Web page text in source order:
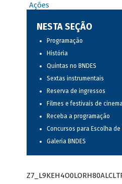
Ações
NESTA SEÇÃO
Programação
História
Quintas no BNDES
Sextas instrumentais
Reserva de ingressos
Filmes e festivais de
Receba a programação
Concursos para Escolha
Galeria BNDES